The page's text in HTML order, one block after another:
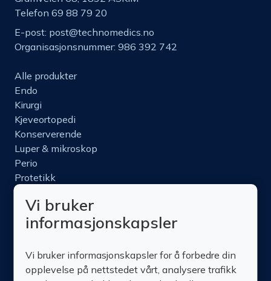
Telefon 69 88 79 20
E-post: post@technomedics.no
Organisasjonsnummer: 986 392 742
Alle produkter
Endo
Kirurgi
Kjeveortopedi
Konserverende
Luper & mikroskop
Perio
Protetikk
Nettbutikk
Produktinfo
Om oss
Kontakt oss
Vi bruker
informasjonskapsler
Vi bruker informasjonskapsler for å forbedre din
opplevelse på nettstedet vårt, analysere trafikk